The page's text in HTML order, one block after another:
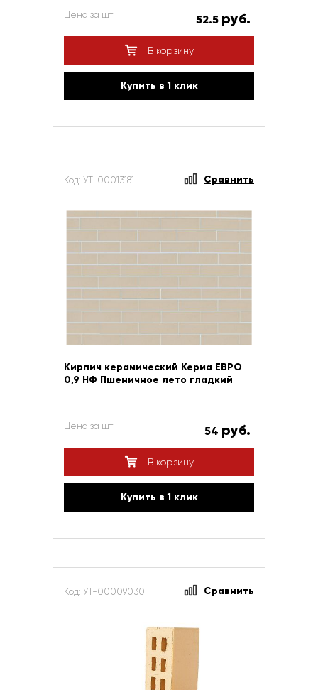
Цена за шт 52.5 руб.
В корзину
Купить в 1 клик
Код: УТ-00013181 Сравнить
Кирпич керамический Керма ЕВРО
0,9 НФ Пшеничное лето гладкий
Цена за шт 54 руб.
В корзину
Купить в 1 клик
Код: УТ-00009030 Сравнить